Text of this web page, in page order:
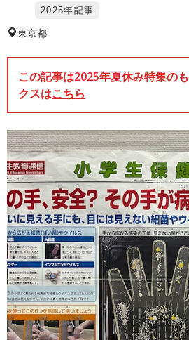
2025年記事
東京都
この記事は2025年夏休み特集の
クスはこちら